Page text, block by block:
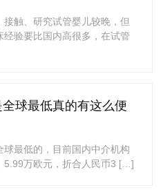
触、研究试管婴儿较晚，但
验要比国内高很多，在试管
球最低真的有这么便
最低的，目前国内中介机构
5.99万欧元，折合人民币3 […]